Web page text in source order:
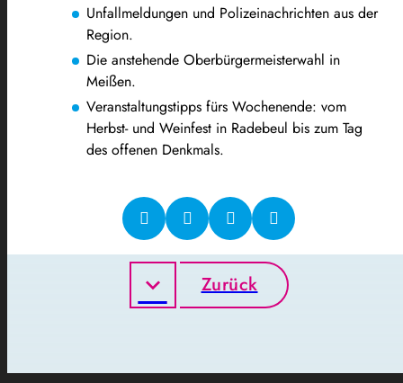
Unfallmeldungen und Polizeinachrichten aus der
Region.
Die anstehende Oberbürgermeisterwahl in
Meißen.
Veranstaltungstipps fürs Wochenende: vom
Herbst- und Weinfest in Radebeul bis zum Tag
des offenen Denkmals.
Zurück